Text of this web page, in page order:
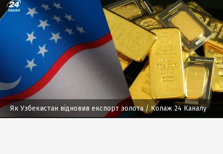
Як Узбекистан відновив експорт золота / Колаж 24 Каналу